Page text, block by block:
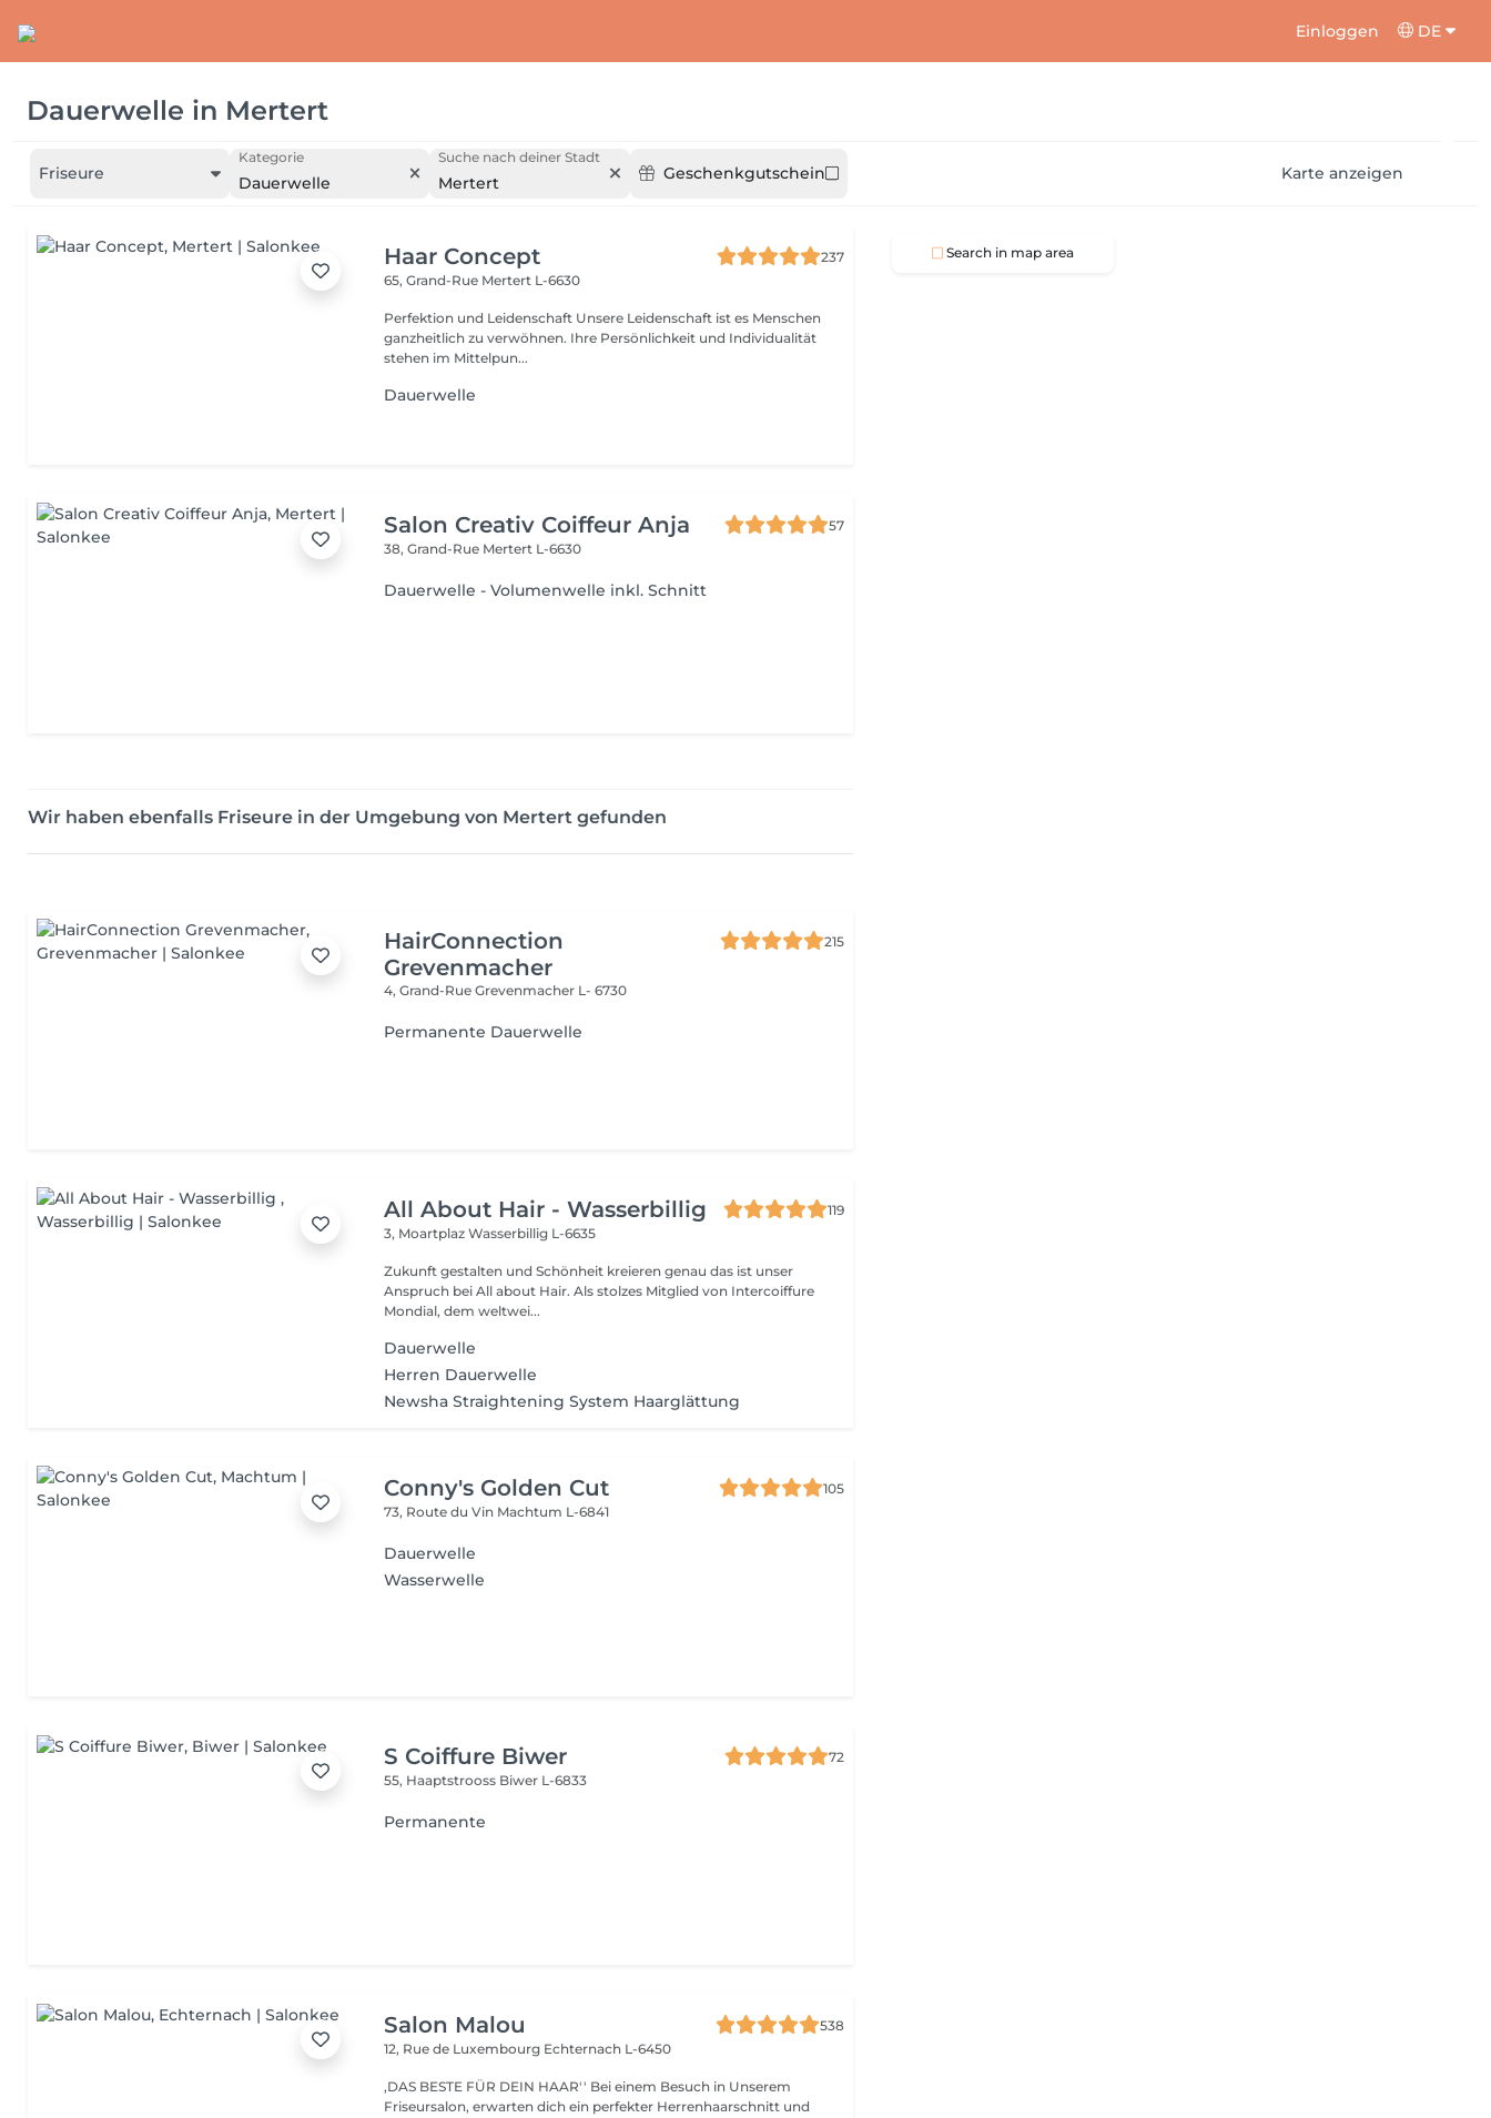
Einloggen DE
Dauerwelle in Mertert
Friseure
Kategorie
Dauerwelle
Suche nach deiner Stadt
Mertert Geschenkgutschein Karte anzeigen
Haar Concept
237
65, Grand-Rue Mertert L-6630
Perfektion und Leidenschaft Unsere Leidenschaft ist es Menschen
ganzheitlich zu verwöhnen. Ihre Persönlichkeit und Individualität
stehen im Mittelpun...
Dauerwelle
Salon Creativ Coiffeur Anja
57
38, Grand-Rue Mertert L-6630
Dauerwelle - Volumenwelle inkl. Schnitt
Wir haben ebenfalls Friseure in der Umgebung von Mertert gefunden
HairConnection
Grevenmacher
215
4, Grand-RueGrevenmacher L- 6730
Permanente Dauerwelle
All About Hair - Wasserbillig
119
3, MoartplazWasserbillig L-6635
Zukunft gestalten und Schönheit kreieren genau das ist unser
Anspruch bei All about Hair. Als stolzes Mitglied von Intercoiffure
Mondial, dem weltwei...
Dauerwelle
Herren Dauerwelle
Newsha Straightening System Haarglättung
Conny's Golden Cut
105
73, Route du Vin Machtum L-6841
Dauerwelle
Wasserwelle
S Coiffure Biwer
72
55, Haaptstrooss Biwer L-6833
Permanente
Salon Malou
538
12, Rue de Luxembourg Echternach L-6450
,DAS BESTE FÜR DEIN HAAR'' Bei einem Besuch in Unserem
Friseursalon, erwarten dich ein perfekter Herrenhaarschnitt und
Search in map area